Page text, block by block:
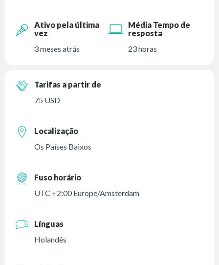
Ativo pela última
vez
3 meses atrás
Média Tempo de
resposta
23 horas
Tarifas a partir de
75 USD
Localização
Os Países Baixos
Fuso horário
UTC +2:00 Europe/Amsterdam
Línguas
Holandês